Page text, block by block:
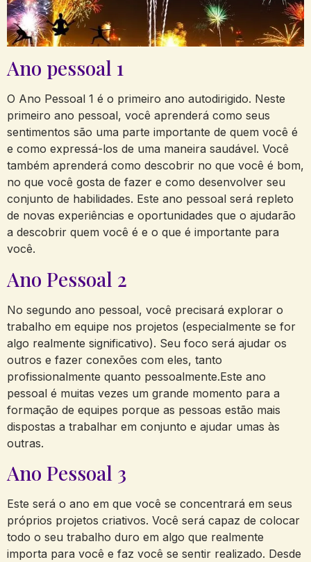
Ano pessoal 1
O Ano Pessoal 1 é o primeiro ano autodirigido. Neste
primeiro ano pessoal, você aprenderá como seus
sentimentos são uma parte importante de quem você é
e como expressá-los de uma maneira saudável. Você
também aprenderá como descobrir no que você é bom,
no que você gosta de fazer e como desenvolver seu
conjunto de habilidades. Este ano pessoal será repleto
de novas experiências e oportunidades que o ajudarão
a descobrir quem você é e o que é importante para
você.
Ano Pessoal 2
No segundo ano pessoal, você precisará explorar o
trabalho em equipe nos projetos (especialmente se for
algo realmente significativo). Seu foco será ajudar os
outros e fazer conexões com eles, tanto
profissionalmente quanto pessoalmente.Este ano
pessoal é muitas vezes um grande momento para a
formação de equipes porque as pessoas estão mais
dispostas a trabalhar em conjunto e ajudar umas às
outras.
Ano Pessoal 3
Este será o ano em que você se concentrará em seus
próprios projetos criativos. Você será capaz de colocar
todo o seu trabalho duro em algo que realmente
importa para você e faz você se sentir realizado. Desde